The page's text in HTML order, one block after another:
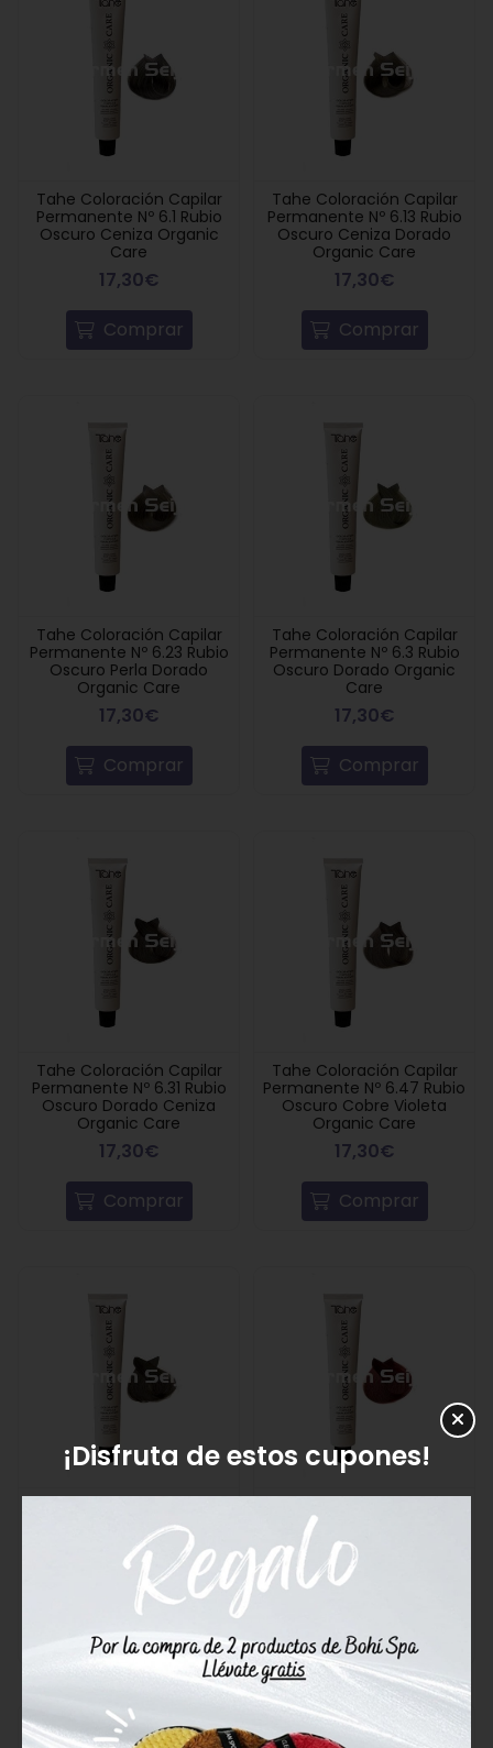
Tahe Coloración Capilar
Permanente Nº 6.1 Rubio
Oscuro Ceniza Organic
Care
17,30€
Comprar
Tahe Coloración Capilar
Permanente Nº 6.13 Rubio
Oscuro Ceniza Dorado
Organic Care
17,30€
Comprar
Tahe Coloración Capilar
Permanente Nº 6.23 Rubio
Oscuro Perla Dorado
Organic Care
17,30€
Comprar
Tahe Coloración Capilar
Permanente Nº 6.3 Rubio
Oscuro Dorado Organic
Care
17,30€
Comprar
Tahe Coloración Capilar
Permanente Nº 6.31 Rubio
Oscuro Dorado Ceniza
Organic Care
17,30€
Comprar
Tahe Coloración Capilar
Permanente Nº 6.47 Rubio
Oscuro Cobre Violeta
Organic Care
17,30€
Comprar
Permanente Nº 6.52 Rubio
Oscuro Caoba Perla
Organic Care
17,30€
Comprar
Permanente Nº 6.64 Rubio
Oscuro Rojo Acobrado
Organic Care
17,30€
Comprar
¡Disfruta de estos cupones!